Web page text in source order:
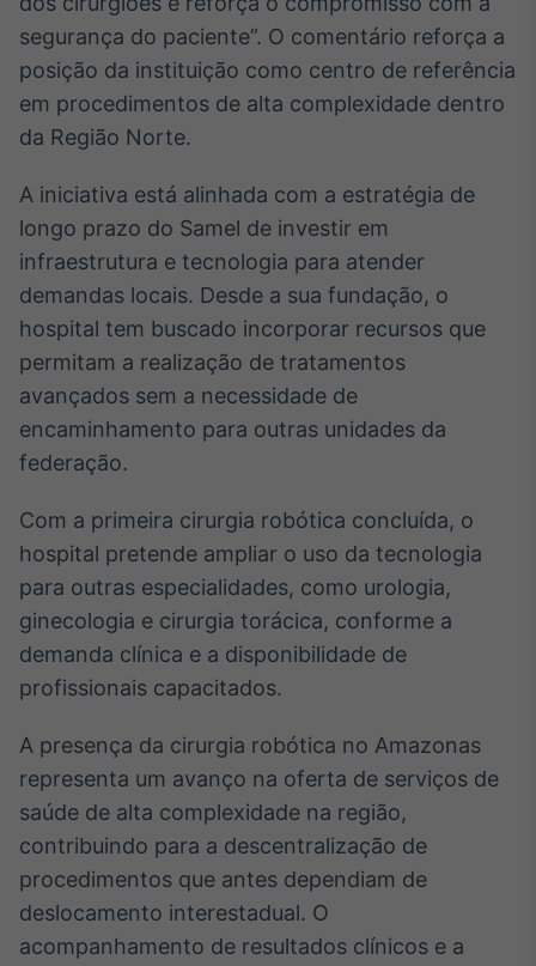
IA
Em breve
BroadFast
Em breve
Gestão de
Investimentos
Tokenização
de ativos
Em breve
Crédito
Em breve
segurança do paciente”. O comentário reforça a
posição da instituição como centro de referência
em procedimentos de alta complexidade dentro
da Região Norte.
A iniciativa está alinhada com a estratégia de
longo prazo do Samel de investir em
infraestrutura e tecnologia para atender
demandas locais. Desde a sua fundação, o
hospital tem buscado incorporar recursos que
permitam a realização de tratamentos
avançados sem a necessidade de
encaminhamento para outras unidades da
federação.
Com a primeira cirurgia robótica concluída, o
hospital pretende ampliar o uso da tecnologia
para outras especialidades, como urologia,
ginecologia e cirurgia torácica, conforme a
demanda clínica e a disponibilidade de
profissionais capacitados.
A presença da cirurgia robótica no Amazonas
representa um avanço na oferta de serviços de
saúde de alta complexidade na região,
contribuindo para a descentralização de
procedimentos que antes dependiam de
deslocamento interestadual. O
acompanhamento de resultados clínicos e a